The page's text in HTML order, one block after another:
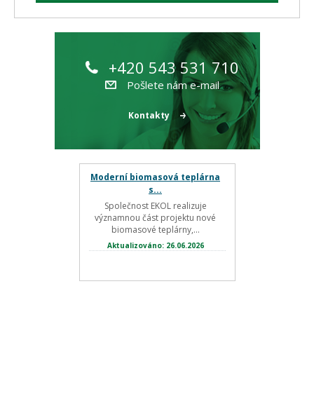
+420 543 531 710
Pošlete nám e-mail
Kontakty
Moderní biomasová teplárna
s...
Společnost EKOL realizuje
významnou část projektu nové
biomasové teplárny,...
Aktualizováno: 26.06.2026